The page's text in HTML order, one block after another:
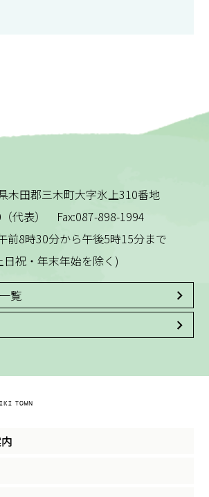
木田郡三木町大字氷上310番地
代表） Fax:087-898-1994
前8時30分から午後5時15分まで
日祝・年末年始を除く)
覧